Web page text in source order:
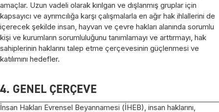
amaçlar. Uzun vadeli olarak kırılgan ve dışlanmış gruplar için
kapsayıcı ve ayrımcılığa karşı çalışmalarla en ağır hak ihlallerini de
içerecek şekilde insan, hayvan ve çevre hakları alanında sorumlu
kişi ve kurumların sorumluluğunu tanımlamayı ve arttırmayı, hak
sahiplerinin haklarını talep etme çerçevesinin güçlenmesi ve
katılımını hedefler.
4. GENEL ÇERÇEVE
İnsan Hakları Evrensel Beyannamesi (İHEB), insan haklarını,